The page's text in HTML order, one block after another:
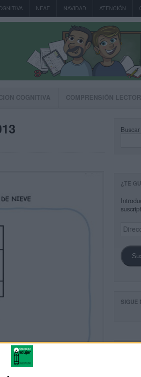
NEAE NAVIDAD ATENCIÓN
COGNITIVA COMPRENSIÓN
Buscar
¿TE
de
SIGUE